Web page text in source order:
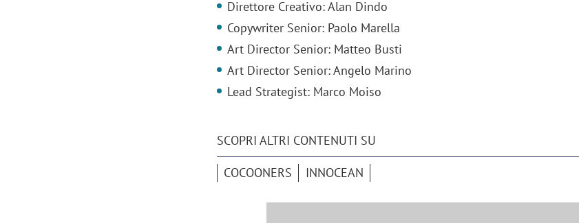
Direttore Creativo: Alan Dindo
Copywriter Senior: Paolo Marella
Art Director Senior: Matteo Busti
Art Director Senior: Angelo Marino
Lead Strategist: Marco Moiso
SCOPRI ALTRI CONTENUTI SU
COCOONERS INNOCEAN